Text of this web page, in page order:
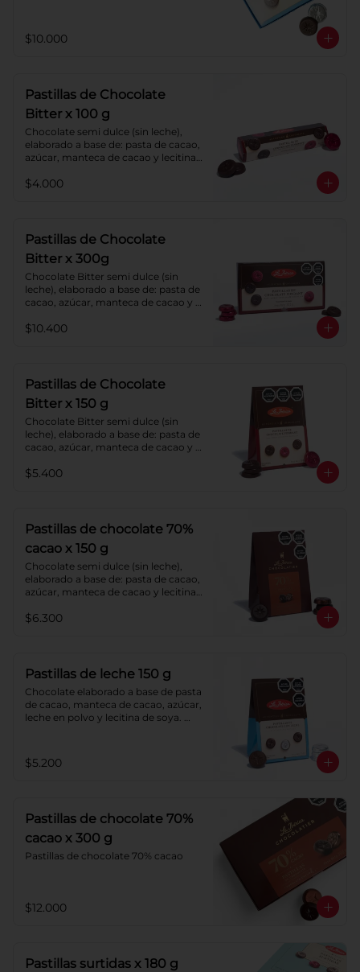
$10.000
Pastillas de Chocolate
Bitter x 100 g
Chocolate semi dulce (sin leche),
elaborado a base de: pasta de cacao,
azúcar, manteca de cacao y lecitina
$4.000
Pastillas de Chocolate
Bitter x 300g
Chocolate Bitter semi dulce (sin
leche), elaborado a base de: pasta de
cacao, azúcar, manteca de cacao y
cacao: 52%.
$10.400
Pastillas de Chocolate
Bitter x 150 g
Chocolate Bitter semi dulce (sin
leche), elaborado a base de: pasta de
cacao, azúcar, manteca de cacao y
cacao: 52%.
$5.400
Pastillas de chocolate 70%
cacao x 150 g
Chocolate semi dulce (sin leche),
elaborado a base de: pasta de cacao,
azúcar, manteca de cacao y lecitina
$6.300
Pastillas de leche 150 g
Chocolate elaborado a base de pasta
de cacao, manteca de cacao, azúcar,
leche en polvo y lecitina de soya.
$5.200
Pastillas de chocolate 70%
cacao x 300 g
Pastillas de chocolate 70% cacao
$12.000
Pastillas surtidas x 180 g